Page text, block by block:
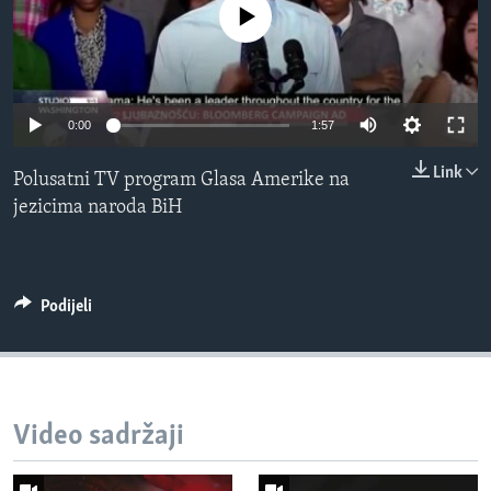
MAGAZIN
O GLASU AMERIKE
Learning English
PRATITE NAS
No media source currently available
0:00 1:57
Link
Polusatni TV program Glasa Amerike na
jezicima naroda BiH
Podijeli
Video sadržaji